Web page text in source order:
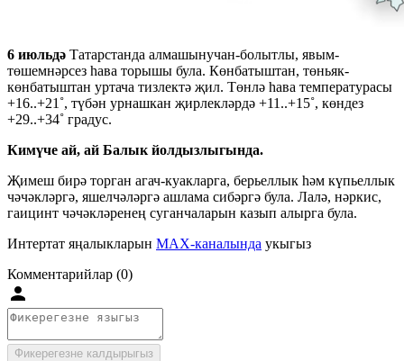
6 июльдә Татарстанда алмашынучан-болытлы, явым-
төшемнәрсез һава торышы була. Көнбатыштан, төньяк-
көнбатыштан уртача тизлектә җил. Төнлә һава температурасы
+16..+21˚, түбән урнашкан җирлекләрдә +11..+15˚, көндез
+29..+34˚ градус.
Кимүче ай, ай Балык йолдызлыгында.
Җимеш бирә торган агач-куакларга, берьеллык һәм күпьеллык
чәчәкләргә, яшелчәләргә ашлама сибәргә була. Лалә, нәркис,
гаицинт чәчәкләренең суганчаларын казып алырга була.
Интертат яңалыкларын MAX-каналында укыгыз
Комментарийлар (0)
Фикерегезне калдырыгыз